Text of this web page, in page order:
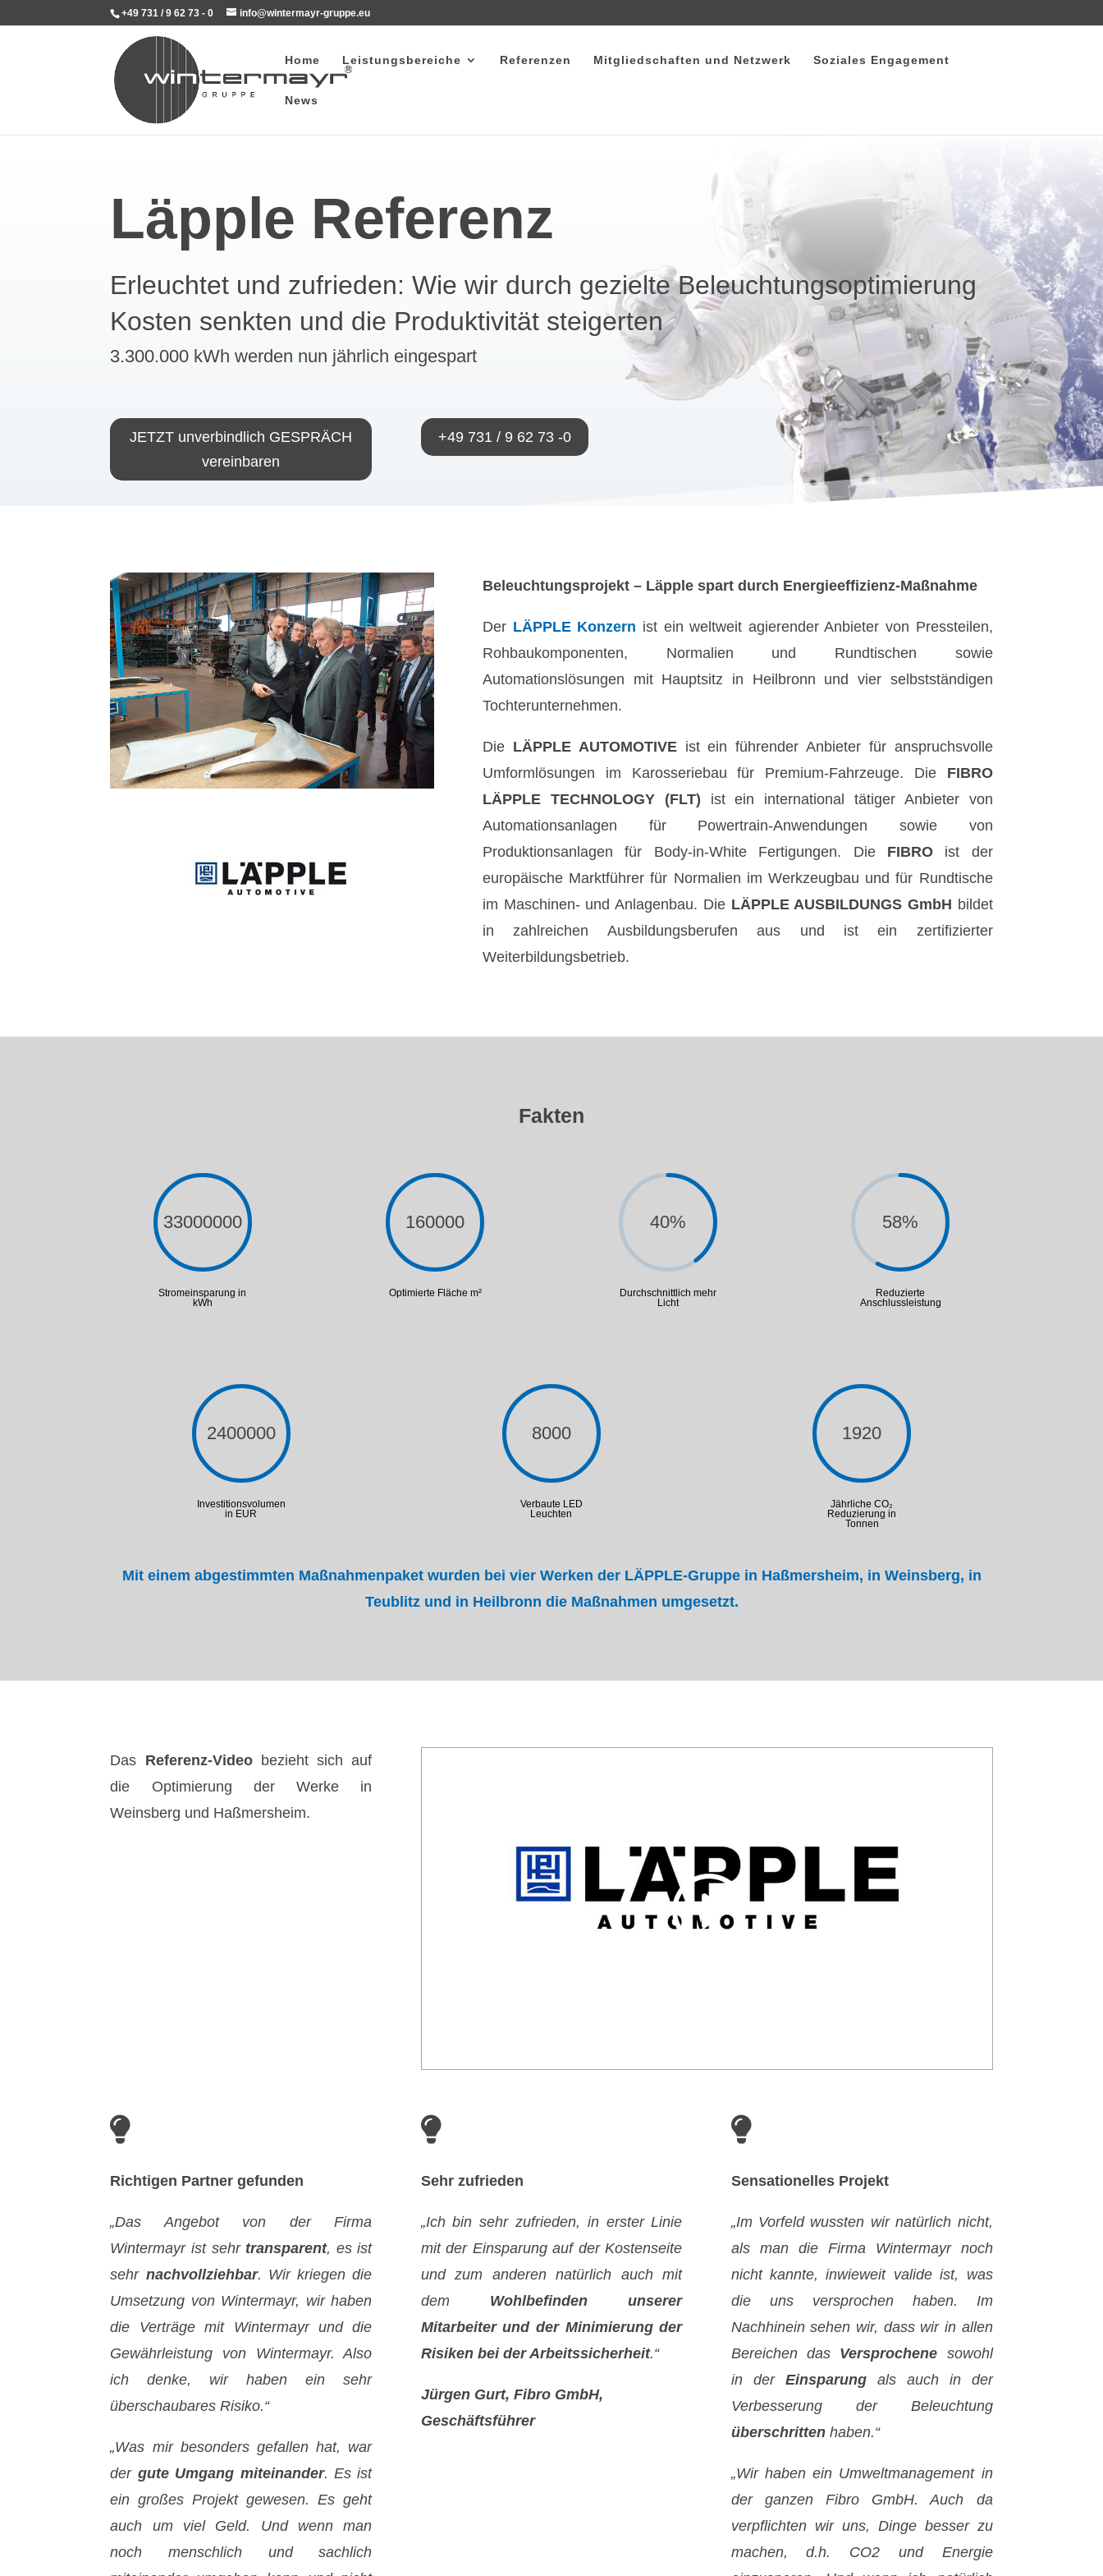
+49 731 / 9 62 73 - 0 info@wintermayr-gruppe.eu
Home Leistungsbereiche Referenzen Mitgliedschaften und Netzwerk Soziales Engagement
News
Läpple Referenz
Erleuchtet und zufrieden: Wie wir durch gezielte Beleuchtungsoptimierung
Kosten senkten und die Produktivität steigerten
3.300.000 kWh werden nun jährlich eingespart
JETZT unverbindlich GESPRÄCH
vereinbaren
+49 731 / 9 62 73 -0
Beleuchtungsprojekt – Läpple spart durch Energieeffizienz-Maßnahme
Der LÄPPLE Konzern ist ein weltweit agierender Anbieter von Pressteilen,
Rohbaukomponenten, Normalien und Rundtischen sowie
Automationslösungen mit Hauptsitz in Heilbronn und vier selbstständigen
Tochterunternehmen.
Die LÄPPLE AUTOMOTIVEist ein führender Anbieter für anspruchsvolle
Umformlösungen im Karosseriebau für Premium-Fahrzeuge. Die FIBRO
LÄPPLE TECHNOLOGY (FLT) ist ein international tätiger Anbieter von
Automationsanlagen für Powertrain-Anwendungen sowie von
Produktionsanlagen für Body-in-White Fertigungen. Die FIBROist der
europäische Marktführer für Normalien im Werkzeugbau und für Rundtische
im Maschinen- und Anlagenbau. DieLÄPPLE AUSBILDUNGS GmbH bildet
in zahlreichen Ausbildungsberufen aus und ist ein zertifizierter
Weiterbildungsbetrieb.
Fakten
33000000
Stromeinsparung in
kWh
160000
Optimierte Fläche m²
40%
Durchschnittlich mehr
Licht
58%
Reduzierte
Anschlussleistung
2400000
Investitionsvolumen
in EUR
8000
Verbaute LED
Leuchten
1920
Jährliche CO₂
Reduzierung in
Tonnen
Mit einem abgestimmten Maßnahmenpaket wurden bei vier Werken der LÄPPLE-Gruppe in Haßmersheim, in Weinsberg, in
Teublitz und in Heilbronn die Maßnahmen umgesetzt.
Das Referenz-Videobezieht sich auf
die Optimierung der Werke in
Weinsberg und Haßmersheim.

Richtigen Partner gefunden
„Das Angebot von der Firma
Wintermayr ist sehr transparent, es ist
sehr nachvollziehbar. Wir kriegen die
Umsetzung von Wintermayr, wir haben
die Verträge mit Wintermayr und die
Gewährleistung von Wintermayr. Also
ich denke, wir haben ein sehr
überschaubares Risiko.“
„Was mir besonders gefallen hat, war
der gute Umgang miteinander. Es ist
ein großes Projekt gewesen. Es geht
auch um viel Geld. Und wenn man
noch menschlich und sachlich

Sehr zufrieden
„Ich bin sehr zufrieden, in erster Linie
mit der Einsparung auf der Kostenseite
und zum anderen natürlich auch mit
dem Wohlbefinden unserer
Mitarbeiter und der Minimierung der
Risiken bei der Arbeitssicherheit.“
Jürgen Gurt, Fibro GmbH,
Geschäftsführer

Sensationelles Projekt
„Im Vorfeld wussten wir natürlich nicht,
als man die Firma Wintermayr noch
nicht kannte, inwieweit valide ist, was
die uns versprochen haben. Im
Nachhinein sehen wir, dass wir in allen
Bereichen das Versprochene sowohl
in der Einsparungals auch in der
Verbesserung der Beleuchtung
überschrittenhaben.“
„Wir haben ein Umweltmanagement in
der ganzen Fibro GmbH. Auch da
verpflichten wir uns, Dinge besser zu
machen, d.h. CO2 und Energie